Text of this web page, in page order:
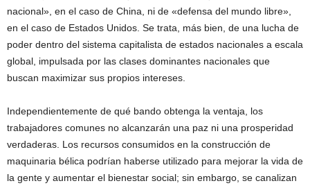
nacional», en el caso de China, ni de «defensa del mundo libre»,
en el caso de Estados Unidos. Se trata, más bien, de una lucha de
poder dentro del sistema capitalista de estados nacionales a escala
global, impulsada por las clases dominantes nacionales que
buscan maximizar sus propios intereses.
Independientemente de qué bando obtenga la ventaja, los
trabajadores comunes no alcanzarán una paz ni una prosperidad
verdaderas. Los recursos consumidos en la construcción de
maquinaria bélica podrían haberse utilizado para mejorar la vida de
la gente y aumentar el bienestar social; sin embargo, se canalizan